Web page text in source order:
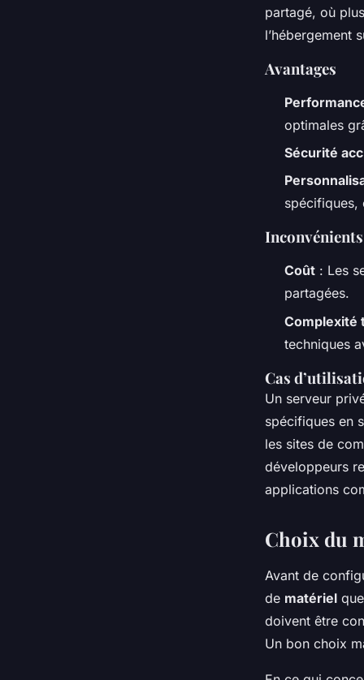
partagé, où
l’hébergement
Avantages
optimales
Sécurité
spécifiques,
Inconvénients
Coût : Les
partagées.
Complexité
techniques
Cas
Un serveur
spécifiques en
les sites de
développeurs
applications
Choix du
Avant de
de matériel
doivent être
Un bon choix